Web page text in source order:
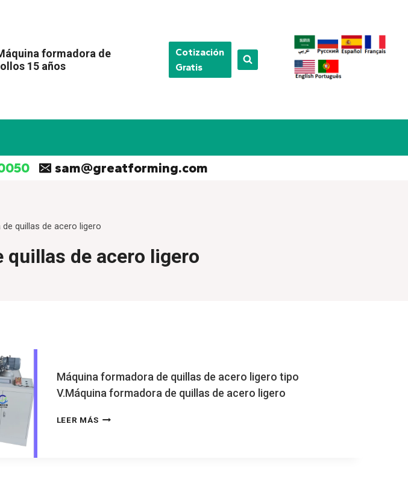
formadora de
15 años
Cotización
Gratis
sam@greatforming.com
quillas de acero ligero
quillas de acero ligero
Máquina formadora de quillas de acero ligero tipo
V.Máquina formadora de quillas de acero ligero
LEER MÁSMÁQUINA